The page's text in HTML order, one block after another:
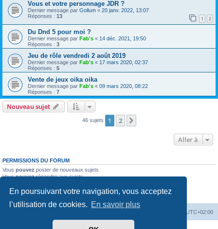
En poursuivant votre navigation, vous acceptez
l’utilisation de cookies. En savoir plus
Vous et votre personnage JDR ?
Dernier message par Gollum « 20 janv. 2022, 13:07
Réponses : 13 1 2
Du Dnd 5 pour moi ?
Dernier message par Fab's « 14 déc. 2021, 19:50
Réponses : 3
Jeu de rôle vendredi 2 août 2019
Dernier message par Fab's « 17 mars 2020, 02:37
Réponses : 5
Vente de jeux oika oika
Dernier message par Fab's « 09 mars 2020, 08:22
Réponses : 7
Nouveau sujet
46 sujets 1 2
Aller à
PERMISSIONS DU FORUM
Vous pouvez poster de nouveaux sujets
Vouspouvezrépondre aux sujets
Vousne pouvez passupprimer vos messages
ne pouvez pas joindre des fichiers
UTC+02:00